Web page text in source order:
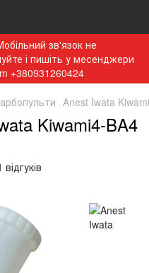
зв'язок не
і пишіть у месенджери
+380931260424
Anest Iwata
Kiwami4-BA4
відгуків